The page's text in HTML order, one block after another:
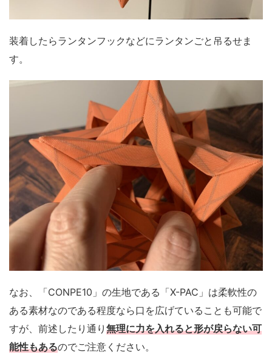
装着したらランタンフックなどにランタンごと吊るせま
す。
なお、「CONPE10」の生地である「X-PAC」は柔軟性の
ある素材なのである程度なら口を広げていることも可能で
すが、前述したり通り 無理に力を入れると形が戻らない可
能性もあるのでご注意ください。